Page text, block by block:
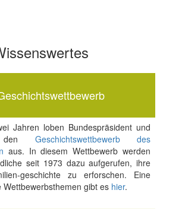
Jahren loben Bundespräsident und
den Geschichtswettbewerb des
aus. In diesem Wettbewerb werden
seit 1973 dazu aufgerufen, ihre
geschichte zu erforschen. Eine
Wettbewerbsthemen gibt es hier.